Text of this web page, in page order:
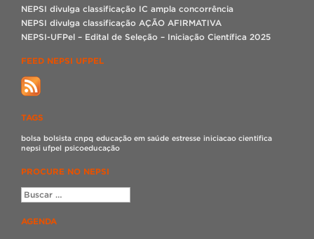
NEPSI divulga classificação IC ampla concorrência
NEPSI divulga classificação AÇÃO AFIRMATIVA
NEPSI-UFPel – Edital de Seleção – Iniciação Científica 2025
FEED NEPSI UFPEL
TAGS
bolsa bolsista cnpq educação em saúde estresse iniciacao cientifica
nepsi ufpel psicoeducação
PROCURE NO NEPSI
AGENDA